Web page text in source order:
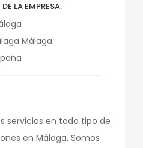
LA EMPRESA
Málaga
servicios en todo tipo de
en Málaga. Somos